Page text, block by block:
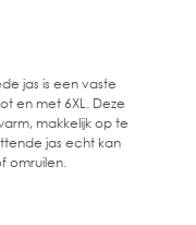
jas is een vaste
en met 6XL. Deze
makkelijk op te
jas echt kan
omruilen.